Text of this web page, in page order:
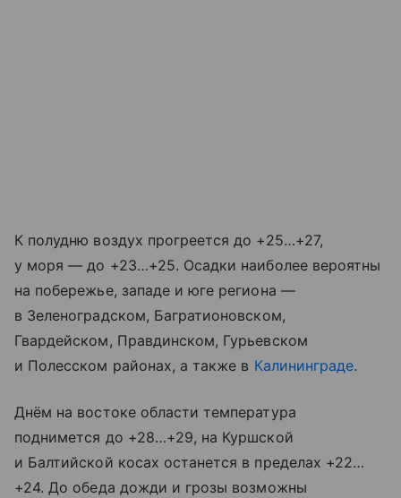
К полудню воздух прогреется до +25…+27,
у моря — до +23…+25. Осадки наиболее вероятны
на побережье, западе и юге региона —
в Зеленоградском, Багратионовском,
Гвардейском, Правдинском, Гурьевском
и Полесском районах, а также в Калининграде.
Днём на востоке области температура
поднимется до +28…+29, на Куршской
и Балтийской косах останется в пределах +22…
+24. До обеда дожди и грозы возможны